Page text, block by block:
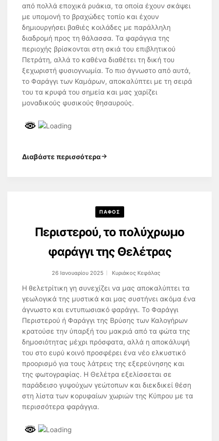
από πολλά εποχικά ρυάκια, τα οποία έχουν σκάψει
με υπομονή το βραχώδες τοπίο και έχουν
δημιουργήσει βαθιές κοιλάδες με παράλληλη
διαδρομή προς τη θάλασσα. Τα φαράγγια της
περιοχής βρίσκονται στη σκιά του επιβλητικού
Πετράτη, αλλά το καθένα διαθέτει τη δική του
ξεχωριστή φυσιογνωμία. Το πιο άγνωστο από αυτά,
το Φαράγγι των Καμάρων, αποκαλύπτει με τη σειρά
του τα κρυφά του σημεία και μας χαρίζει
μοναδικούς φυσικούς θησαυρούς.
Διαβάστε περισσότερα
ΠΑΦΟΣ
Περιστερού, το πολύχρωμο
φαράγγι της Θελέτρας
26 Ιανουαρίου 2025 Κυριάκος Κεφάλας
Η θελετρίτικη γη συνεχίζει να μας αποκαλύπτει τα
γεωλογικά της μυστικά και μας συστήνει ακόμα ένα
άγνωστο και εντυπωσιακό φαράγγι. Το Φαράγγι
Περιστερού ή Φαράγγι της Βρύσης των Καλογήρων
κρατούσε την ύπαρξή του μακριά από τα φώτα της
δημοσιότητας μέχρι πρόσφατα, αλλά η αποκάλυψή
του στο ευρύ κοινό προσφέρει ένα νέο ελκυστικό
προορισμό για τους λάτρεις της εξερεύνησης και
της φωτογραφίας. Η Θελέτρα εξελίσσεται σε
παράδεισο γυψούχων γεώτοπων και διεκδικεί θέση
στη λίστα των κορυφαίων χωριών της Κύπρου με τα
περισσότερα φαράγγια.